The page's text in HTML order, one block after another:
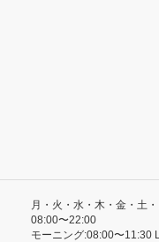
月・火・水・木・金・土
08:00〜22:00
モーニング:08:00〜11:30